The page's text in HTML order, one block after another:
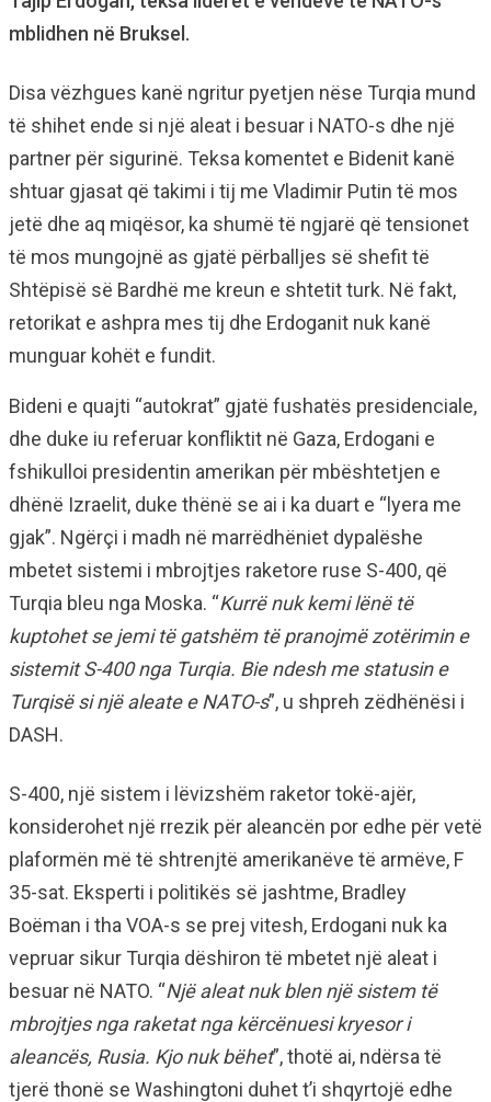
mblidhen në Bruksel.
Disa vëzhgues kanë ngritur pyetjen nëse Turqia mund
të shihet ende si një aleat i besuar i NATO-s dhe një
partner për sigurinë. Teksa komentet e Bidenit kanë
shtuar gjasat që takimi i tij me Vladimir Putin të mos
jetë dhe aq miqësor, ka shumë të ngjarë që tensionet
të mos mungojnë as gjatë përballjes së shefit të
Shtëpisë së Bardhë me kreun e shtetit turk. Në fakt,
retorikat e ashpra mes tij dhe Erdoganit nuk kanë
munguar kohët e fundit.
Bideni e quajti “autokrat” gjatë fushatës presidenciale,
dhe duke iu referuar konfliktit në Gaza, Erdogani e
fshikulloi presidentin amerikan për mbështetjen e
dhënë Izraelit, duke thënë se ai i ka duart e “lyera me
gjak”. Ngërçi i madh në marrëdhëniet dypalëshe
mbetet sistemi i mbrojtjes raketore ruse S-400, që
Turqia bleu nga Moska. “Kurrë nuk kemi lënë të
kuptohet se jemi të gatshëm të pranojmë zotërimin e
sistemit S-400 nga Turqia. Bie ndesh me statusin e
Turqisë si një aleate e NATO-s”, u shpreh zëdhënësi i
DASH.
S-400, një sistem i lëvizshëm raketor tokë-ajër,
konsiderohet një rrezik për aleancën por edhe për vetë
plaformën më të shtrenjtë amerikanëve të armëve, F
35-sat. Eksperti i politikës së jashtme, Bradley
Boëman i tha VOA-s se prej vitesh, Erdogani nuk ka
vepruar sikur Turqia dëshiron të mbetet një aleat i
besuar në NATO. “Një aleat nuk blen një sistem të
mbrojtjes nga raketat nga kërcënuesi kryesor i
aleancës, Rusia. Kjo nuk bëhet”, thotë ai, ndërsa të
tjerë thonë se Washingtoni duhet t’i shqyrtojë edhe